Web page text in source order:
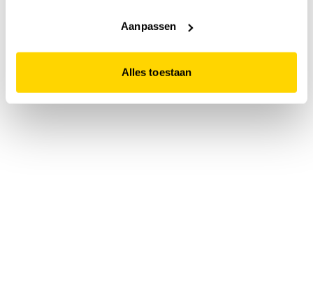
website niet optimaal functioneert.
Aanpassen
Alles toestaan